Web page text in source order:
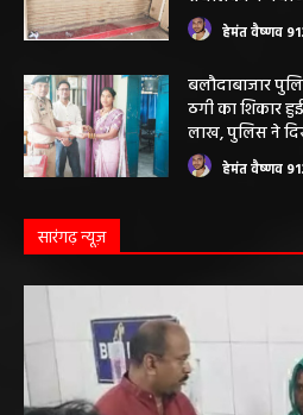
विरुद्ध संचालित
संचालकों में मची
हेमंत वैष्णव
बलौदाबाजार
ठगी का शिकार हुई
लाख, पुलिस ने
सारंगढ़ न्यूज़